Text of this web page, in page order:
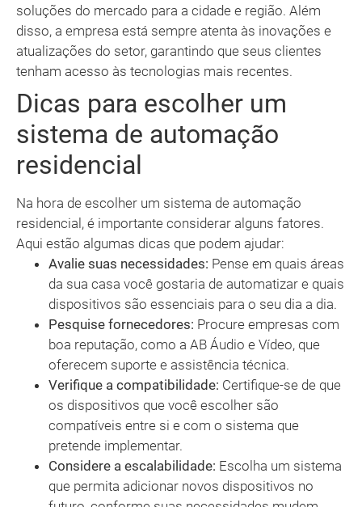
soluções do mercado para a cidade e região. Além
disso, a empresa está sempre atenta às inovações e
atualizações do setor, garantindo que seus clientes
tenham acesso às tecnologias mais recentes.
Dicas para escolher um
sistema de automação
residencial
Na hora de escolher um sistema de automação
residencial, é importante considerar alguns fatores.
Aqui estão algumas dicas que podem ajudar:
Avalie suas necessidades: Pense em quais áreas
da sua casa você gostaria de automatizar e quais
dispositivos são essenciais para o seu dia a dia.
Pesquise fornecedores: Procure empresas com
boa reputação, como a AB Áudio e Vídeo, que
oferecem suporte e assistência técnica.
Verifique a compatibilidade: Certifique-se de que
os dispositivos que você escolher são
compatíveis entre si e com o sistema que
pretende implementar.
Considere a escalabilidade: Escolha um sistema
que permita adicionar novos dispositivos no